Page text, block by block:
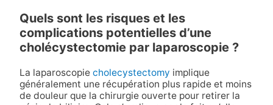
Quels sont les risques et les
complications potentielles d’une
cholécystectomie par laparoscopie ?
La laparoscopie cholecystectomy implique
généralement une récupération plus rapide et moins
de douleur que la chirurgie ouverte pour retirer la